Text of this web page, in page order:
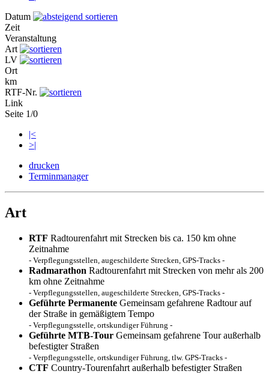
Datum
Zeit
Veranstaltung
Art
LV
Ort
km
RTF-Nr.
Link
Seite 1/0
|<
>|
drucken
Terminmanager
Art
RTF Radtourenfahrt mit Strecken bis ca. 150 km ohne
Zeitnahme
- Verpflegungsstellen, augeschilderte Strecken, GPS-Tracks -
Radmarathon Radtourenfahrt mit Strecken von mehr als 200
km ohne Zeitnahme
- Verpflegungsstellen, augeschilderte Strecken, GPS-Tracks -
Geführte Permanente Gemeinsam gefahrene Radtour auf
der Straße in gemäßigtem Tempo
- Verpflegungsstelle, ortskundiger Führung -
Geführte MTB-Tour Gemeinsam gefahrene Tour außerhalb
befestigter Straßen
- Verpflegungsstelle, ortskundiger Führung, tlw. GPS-Tracks -
CTF Country-Tourenfahrt außerhalb befestigter Straßen